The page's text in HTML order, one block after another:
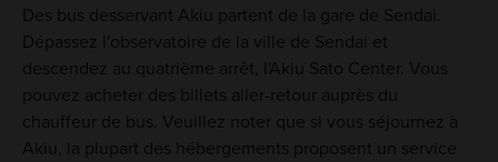
Des bus desservant Akiu partent de la gare de Sendai.
Dépassez l'observatoire de la ville de Sendai et
descendez au quatrième arrêt, l'Akiu Sato Center. Vous
pouvez acheter des billets aller-retour auprès du
chauffeur de bus. Veuillez noter que si vous séjournez à
Akiu, la plupart des hébergements proposent un service